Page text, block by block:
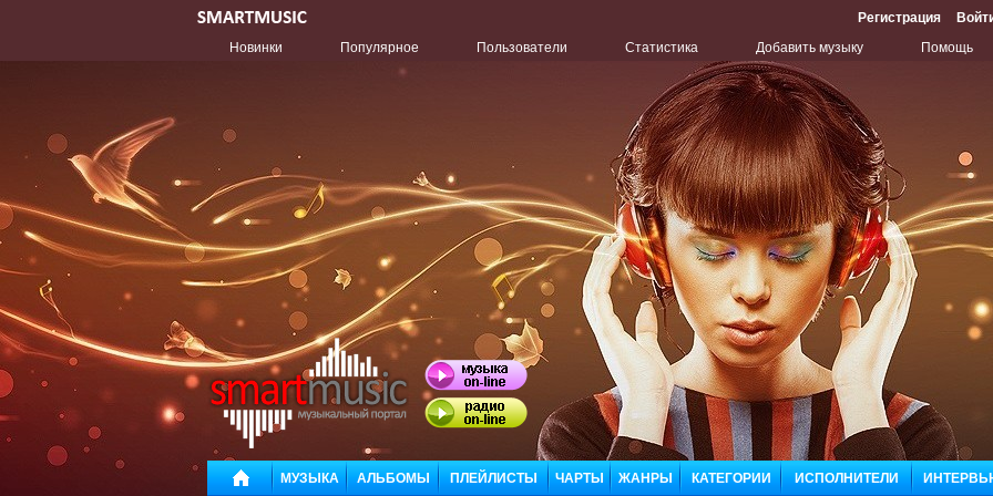
Регистрация
Новинки
Популярное Пользователи Статистика Добавить музыку Помощь
МУЗЫКА АЛЬБОМЫ ПЛЕЙЛИСТЫ ЧАРТЫ ЖАНРЫ КАТЕГОРИИ ИСПОЛНИТЕЛИ